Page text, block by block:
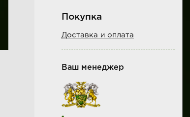
Покупка
Доставка и оплата
Ваш менеджер